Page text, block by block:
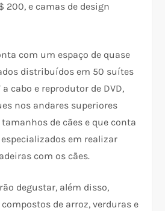
200, e camas de design
com um espaço de quase
distribuídos em 50 suítes
cabo e reprodutor de DVD,
nos andares superiores
de cães e que conta
em realizar
com os cães.
degustar, além disso,
de arroz, verduras e